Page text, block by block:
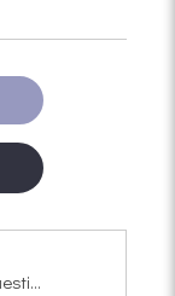
Psychogénéalogie : quelles questions se poser ? (partie 2)